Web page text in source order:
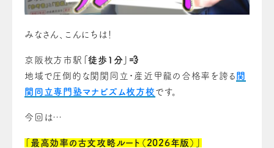
みなさん、こんにちは！
京阪枚方市駅 「徒歩1分」💨
地域で圧倒的な関関同立・産近甲龍の合格率を誇る 関
関同立専門塾マナビズム枚方校 です。
今回は…
「最高効率の古文攻略ルート（2026年版）」